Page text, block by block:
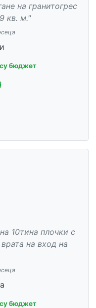
на гранитогрес
кв. м."
бюджет
10тина плочки с
на вход на
бюджет